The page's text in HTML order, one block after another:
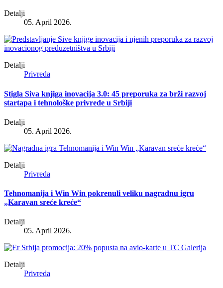
Detalji
05. April 2026.
Detalji
Privreda
Stigla Siva knjiga inovacija 3.0: 45 preporuka za brži razvoj
startapa i tehnološke privrede u Srbiji
Detalji
05. April 2026.
Detalji
Privreda
Tehnomanija i Win Win pokrenuli veliku nagradnu igru
„Karavan sreće kreće“
Detalji
05. April 2026.
Detalji
Privreda